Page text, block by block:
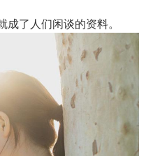
了人们闲谈的资料。